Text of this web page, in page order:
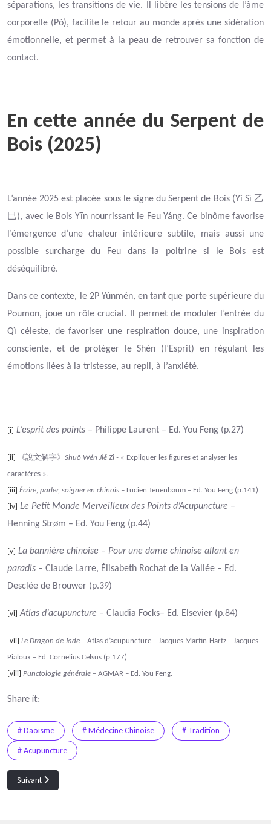
séparations, les transitions de vie. Il libère les tensions de l’âme
corporelle (Pò), facilite le retour au monde après une sidération
émotionnelle, et permet à la peau de retrouver sa fonction de
contact.
En cette année du Serpent de
Bois (2025)
L’année 2025 est placée sous le signe du Serpent de Bois (Yǐ Sì 乙
巳), avec le Bois Yīn nourrissant le Feu Yáng. Ce binôme favorise
l’émergence d’une chaleur intérieure subtile, mais aussi une
possible surcharge du Feu dans la poitrine si le Bois est
déséquilibré.
Dans ce contexte, le 2P Yúnmén, en tant que porte supérieure du
Poumon, joue un rôle crucial. Il permet de moduler l’entrée du
Qì céleste, de favoriser une respiration douce, une inspiration
consciente, et de protéger le Shén (l’Esprit) en régulant les
émotions liées à la tristesse, au repli, à l’anxiété.
[i] L’esprit des points – Philippe Laurent – Ed. You Feng (p.27)
[ii] 《說文解字》 Shuō Wén Jiě Zì - « Expliquer les figures et analyser les
caractères ».
[iii] Écrire, parler, soigner en chinois – Lucien Tenenbaum – Ed. You Feng (p.141)
[iv] Le Petit Monde Merveilleux des Points d’Acupuncture –
Henning Strøm – Ed. You Feng (p.44)
[v] La bannière chinoise – Pour une dame chinoise allant en
paradis – Claude Larre, Élisabeth Rochat de la Vallée – Ed.
Desclée de Brouwer (p.39)
[vi] Atlas d’acupuncture – Claudia Focks– Ed. Elsevier (p.84)
[vii] Le Dragon de Jade – Atlas d’acupuncture – Jacques Martin-Hartz – Jacques
Pialoux – Ed. Cornelius Celsus (p.177)
[viii] Punctologie générale – AGMAR – Ed. You Feng.
Share it:
# Daoïsme # Médecine Chinoise
# Tradition
# Acupuncture
Article suivant : La Carte du Coeur et de la Nature Xīn Xìng Tú 心性圖
Suivant